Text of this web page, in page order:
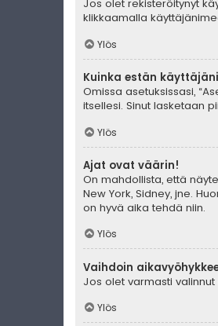
Jos olet rekisteröitynyt
klikkaamalla
Ylös
Kuinka estän
Omissa asetuksissasi,
itsellesi. Sinut lasketaan
Ylös
Ajat ovat väärin!
On mahdollista, että
New York, Sidney, jne.
on hyvä aika tehdä niin.
Ylös
Vaihdoin
Jos olet varmasti
Ylös